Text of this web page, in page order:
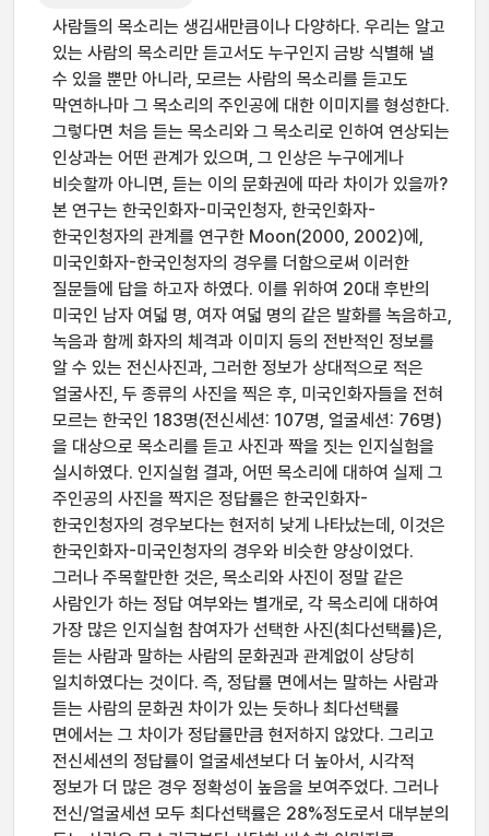
사람들의 목소리는 생김새만큼이나 다양하다. 우리는 알고
있는 사람의 목소리만 듣고서도 누구인지 금방 식별해 낼
수 있을 뿐만 아니라, 모르는 사람의 목소리를 듣고도
막연하나마 그 목소리의 주인공에 대한 이미지를 형성한다.
그렇다면 처음 듣는 목소리와 그 목소리로 인하여 연상되는
인상과는 어떤 관계가 있으며, 그 인상은 누구에게나
비슷할까 아니면, 듣는 이의 문화권에 따라 차이가 있을까?
본 연구는 한국인화자-미국인청자, 한국인화자-
한국인청자의 관계를 연구한 Moon(2000, 2002)에,
미국인화자-한국인청자의 경우를 더함으로써 이러한
질문들에 답을 하고자 하였다. 이를 위하여 20대 후반의
미국인 남자 여덟 명, 여자 여덟 명의 같은 발화를 녹음하고,
녹음과 함께 화자의 체격과 이미지 등의 전반적인 정보를
알 수 있는 전신사진과, 그러한 정보가 상대적으로 적은
얼굴사진, 두 종류의 사진을 찍은 후, 미국인화자들을 전혀
모르는 한국인 183명(전신세션: 107명, 얼굴세션: 76명)
을 대상으로 목소리를 듣고 사진과 짝을 짓는 인지실험을
실시하였다. 인지실험 결과, 어떤 목소리에 대하여 실제 그
주인공의 사진을 짝지은 정답률은 한국인화자-
한국인청자의 경우보다는 현저히 낮게 나타났는데, 이것은
한국인화자-미국인청자의 경우와 비슷한 양상이었다.
그러나 주목할만한 것은, 목소리와 사진이 정말 같은
사람인가 하는 정답 여부와는 별개로, 각 목소리에 대하여
가장 많은 인지실험 참여자가 선택한 사진(최다선택률)은,
듣는 사람과 말하는 사람의 문화권과 관계없이 상당히
일치하였다는 것이다. 즉, 정답률 면에서는 말하는 사람과
듣는 사람의 문화권 차이가 있는 듯하나 최다선택률
면에서는 그 차이가 정답률만큼 현저하지 않았다. 그리고
전신세션의 정답률이 얼굴세션보다 더 높아서, 시각적
정보가 더 많은 경우 정확성이 높음을 보여주었다. 그러나
전신/얼굴세션 모두 최다선택률은 28%정도로서 대부분의